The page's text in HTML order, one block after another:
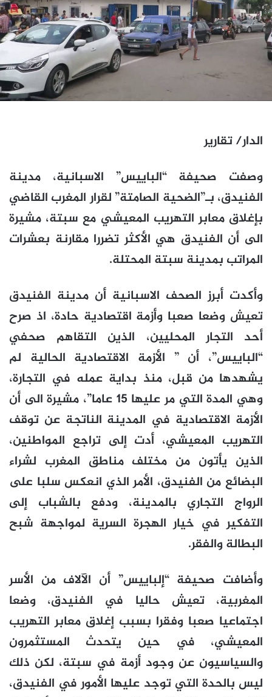
الدار/ تقارير
وصفت صحيفة “الباييس” الاسبانية، مدينة
الفنيدق، بـ”الضحية الصامتة” لقرار المغرب القاضي
بإغلاق معابر التهريب المعيشي مع سبتة، مشيرة
الى أن الفنيدق هي الأكثر تضررا مقارنة بعشرات
المراتب بمدينة سبتة المحتلة.
وأكدت أبرز الصحف الاسبانية أن مدينة الفنيدق
تعيش وضعا صعبا وأزمة اقتصادية حادة، اذ صرح
أحد التجار المحليين، الذين التقاهم صحفي
“الباييس”، أن ” الأزمة الاقتصادية الحالية لم
يشهدها من قبل، منذ بداية عمله في التجارة،
وهي المدة التي مر عليها 15 عاما”، مشيرة الى أن
الأزمة الاقتصادية في المدينة الناتجة عن توقف
التهريب المعيشي، أدت إلى تراجع المواطنين،
الذين يأتون من مختلف مناطق المغرب لشراء
البضائع من الفنيدق، الأمر الذي انعكس سلبا على
الرواج التجاري بالمدينة، ودفع بالشباب إلى
التفكير في خيار الهجرة السرية لمواجهة شبح
البطالة والفقر.
وأضافت صحيفة “إلباييس” أن الآلاف من الأسر
المغربية، تعيش حاليا في الفنيدق، وضعا
اجتماعيا صعبا وفقرا بسبب إغلاق معابر التهريب
المعيشي، في حين يتحدث المستثمرون
والسياسيون عن وجود أزمة في سبتة، لكن ذلك
ليس بالحدة التي توجد عليها الأمور في الفنيدق،